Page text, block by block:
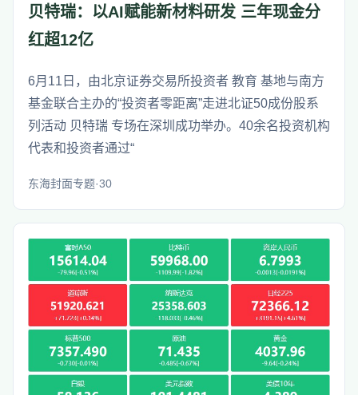
贝特瑞：以AI赋能新材料研发 三年现金分
红超12亿
6月11日，由北京证券交易所投资者 教育 基地与南方
基金联合主办的“投资者零距离”走进北证50成份股系
列活动 贝特瑞 专场在深圳成功举办。40余名投资机构
代表和投资者通过“
东海封面专题·30